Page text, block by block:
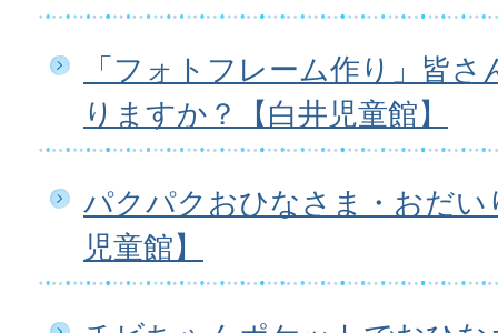
「フォトフレーム作り」皆
りますか？【白井児童館】
パクパクおひなさま・おだい
児童館】